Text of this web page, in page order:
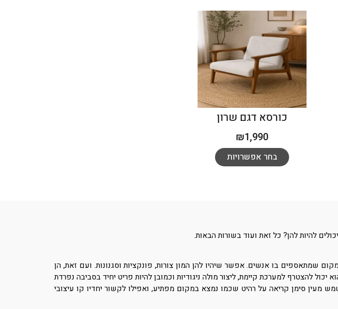
כורסא דגם שרון
₪1,990
בחר אפשרויות
להיות להן? כל זאת ועוד בשורות הבאות.
שמתאספים בו אנשים. אפשר שיהיו להן המון צורות, פונקציות וסגנונות. ועם זאת, הן
להצטרף למערכת קיימת, ליצור מולה ניגודיות וכמובן להיות פריט יחיד בסביבה נפרדת
מעין סימן קריאה על רהיט שכמו נמצא במקום מפתיע, ואפילו לקשור יחדיו קו עיצובי